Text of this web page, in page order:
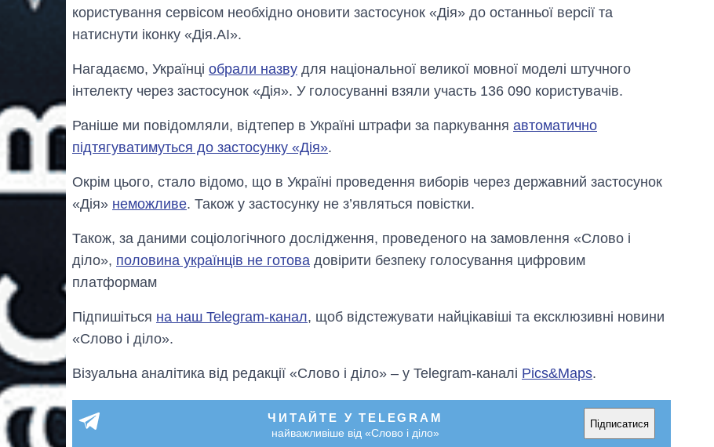
користування сервісом необхідно оновити застосунок «Дія» до останньої версії та
натиснути іконку «Дія.AI».
Нагадаємо, Українці обрали назву для національної великої мовної моделі штучного
інтелекту через застосунок «Дія». У голосуванні взяли участь 136 090 користувачів.
Раніше ми повідомляли, відтепер в Україні штрафи за паркування автоматично
підтягуватимуться до застосунку «Дія».
Окрім цього, стало відомо, що в Україні проведення виборів через державний застосунок
«Дія» неможливе. Також у застосунку не з’являться повістки.
Також, за даними соціологічного дослідження, проведеного на замовлення «Слово і
діло», половина українців не готова довірити безпеку голосування цифровим
платформам
Підпишіться на наш Telegram-канал, щоб відстежувати найцікавіші та ексклюзивні новини
«Слово і діло».
Візуальна аналітика від редакції «Слово і діло» – у Telegram-каналі Pics&Maps.
ЧИТАЙТЕ У TELEGRAM
найважливіше від «Слово і діло»
Підписатися